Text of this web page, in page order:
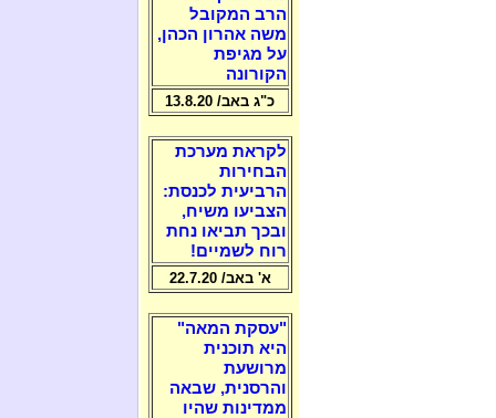
הרב המקובל
משה אהרון הכהן,
על מגיפת
הקורונה
כ"ג באב/ 13.8.20
לקראת מערכת
הבחירות
הרביעית לכנסת:
הצביעו משיח,
ובכך תביאו נחת
רוח לשמיים!
א' באב/ 22.7.20
"עסקת המאה"
היא תוכנית
מרושעת
והרסנית, שבאה
ממדינות שהיו